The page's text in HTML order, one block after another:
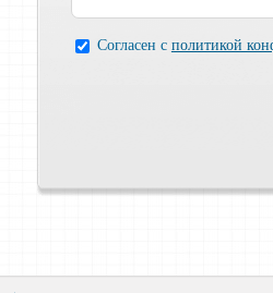
Согласен с политикой